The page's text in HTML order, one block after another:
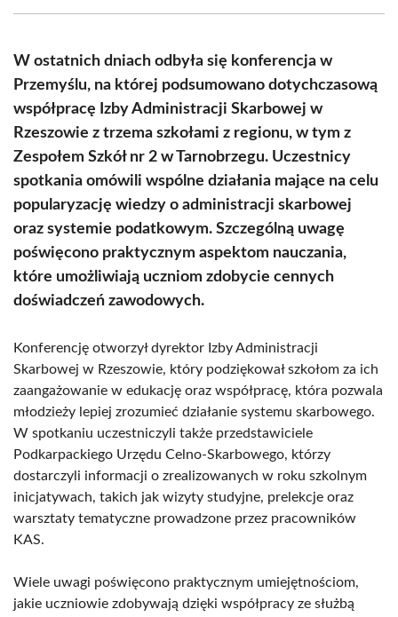
(Twitter)
W ostatnich dniach odbyła się konferencja w
Przemyślu, na której podsumowano dotychczasową
współpracę Izby Administracji Skarbowej w
Rzeszowie z trzema szkołami z regionu, w tym z
Zespołem Szkół nr 2 w Tarnobrzegu. Uczestnicy
spotkania omówili wspólne działania mające na celu
popularyzację wiedzy o administracji skarbowej
oraz systemie podatkowym. Szczególną uwagę
poświęcono praktycznym aspektom nauczania,
które umożliwiają uczniom zdobycie cennych
doświadczeń zawodowych.
Konferencję otworzył dyrektor Izby Administracji
Skarbowej w Rzeszowie, który podziękował szkołom za ich
zaangażowanie w edukację oraz współpracę, która pozwala
młodzieży lepiej zrozumieć działanie systemu skarbowego.
W spotkaniu uczestniczyli także przedstawiciele
Podkarpackiego Urzędu Celno-Skarbowego, którzy
dostarczyli informacji o zrealizowanych w roku szkolnym
inicjatywach, takich jak wizyty studyjne, prelekcje oraz
warsztaty tematyczne prowadzone przez pracowników
KAS.
Wiele uwagi poświęcono praktycznym umiejętnościom,
jakie uczniowie zdobywają dzięki współpracy ze służbą